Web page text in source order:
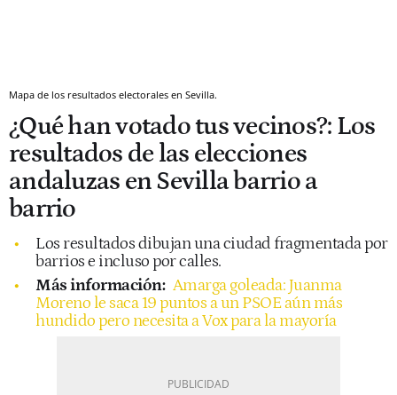
Mapa de los resultados electorales en Sevilla.
¿Qué han votado tus vecinos?: Los
resultados de las elecciones
andaluzas en Sevilla barrio a
barrio
Los resultados dibujan una ciudad fragmentada por
barrios e incluso por calles.
Más información: Amarga goleada: Juanma
Moreno le saca 19 puntos a un PSOE aún más
hundido pero necesita a Vox para la mayoría